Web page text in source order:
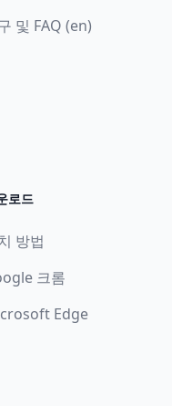
및 FAQ (en)
로드
방법
크롬
Edge